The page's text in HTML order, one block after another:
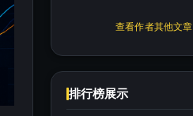
查看作者其他文章
排行榜展示